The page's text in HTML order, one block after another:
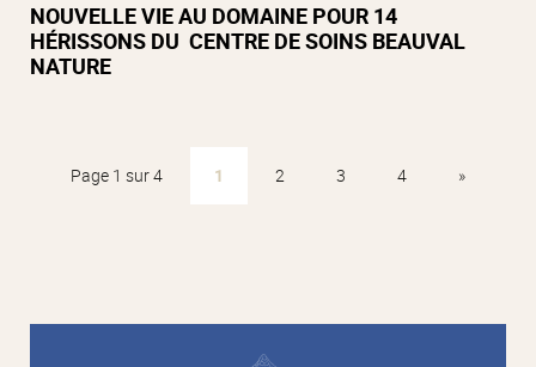
NOUVELLE VIE AU DOMAINE POUR 14
HÉRISSONS DU CENTRE DE SOINS BEAUVAL
NATURE
Page 1 sur 4 1 2 3 4 »